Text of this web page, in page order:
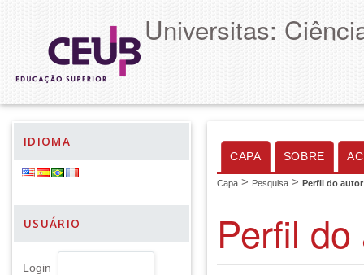
Universitas:
IDIOMA
USUÁRIO
Login
CAPA SOBRE
Capa > Pesquisa > Perfil do autor
Perfil